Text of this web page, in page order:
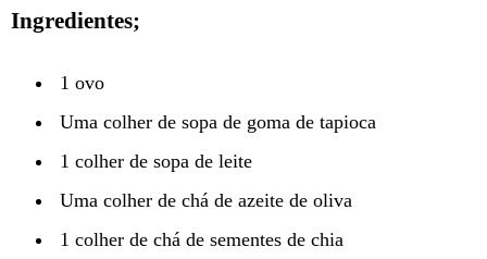
Ingredientes;
1 ovo
Uma colher de sopa de goma de tapioca
1 colher de sopa de leite
Uma colher de chá de azeite de oliva
1 colher de chá de sementes de chia